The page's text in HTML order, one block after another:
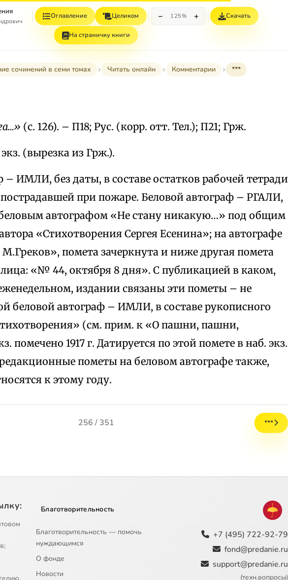
Оглавление Целиком − 125% + Скачать
На страничку книги
сочинений в семи томах Читать онлайн Комментарии ***
(с. 126). – П18; Рус. (корр. отт. Тел.); П21; Грж.
(вырезка из Грж.).
– ИМЛИ, без даты, в составе остатков рабочей тетради
пострадавшей при пожаре. Беловой автограф – РГАЛИ,
беловым автографом «Не стану никакую…» под общим
«Стихотворения Сергея Есенина»; на автографе
помета зачеркнута и ниже другая помета
«№ 44, октября 8 дня». С публикацией в каком,
издании связаны эти пометы – не
беловой автограф – ИМЛИ, в составе рукописного
(см. прим. к «О пашни, пашни,
помечено 1917 г. Датируется по этой помете в наб. экз.
пометы на беловом автографе также,
к этому году.
256 / 351 ***
Благотворительность
Благотворительность — помочь
нуждающимся
О фонде
Новости
+7 (495) 722-92-79
fond@predanie.ru
support@predanie.ru
(техн.вопросы)